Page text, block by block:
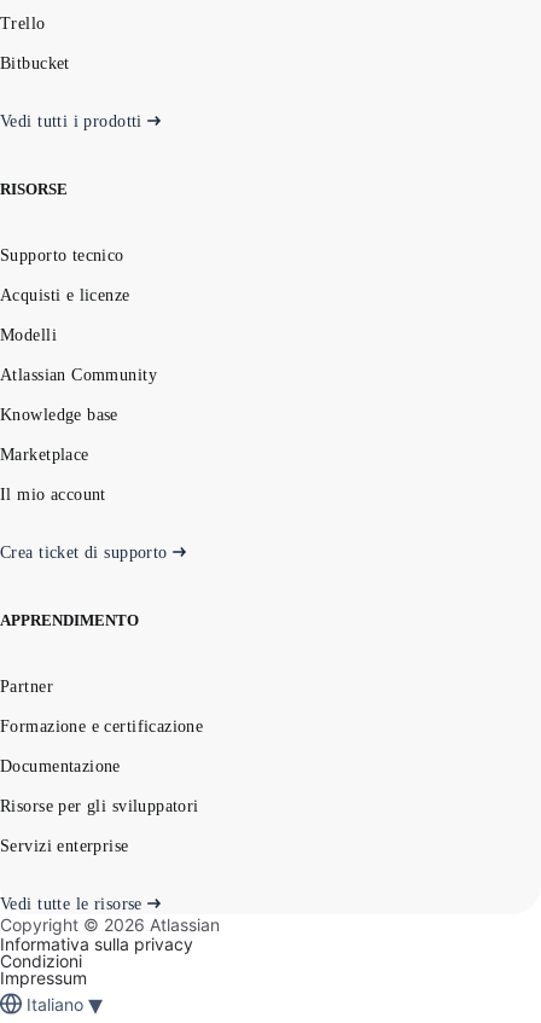
Trello
Bitbucket
Vedi tutti i prodotti
RISORSE
Supporto tecnico
Acquisti e licenze
Modelli
Atlassian Community
Knowledge base
Marketplace
Il mio account
Crea ticket di supporto
APPRENDIMENTO
Partner
Formazione e certificazione
Documentazione
Risorse per gli sviluppatori
Servizi enterprise
Vedi tutte le risorse
Copyright © 2026 Atlassian
Informativa sulla privacy
Condizioni
Impressum
Italiano ▾